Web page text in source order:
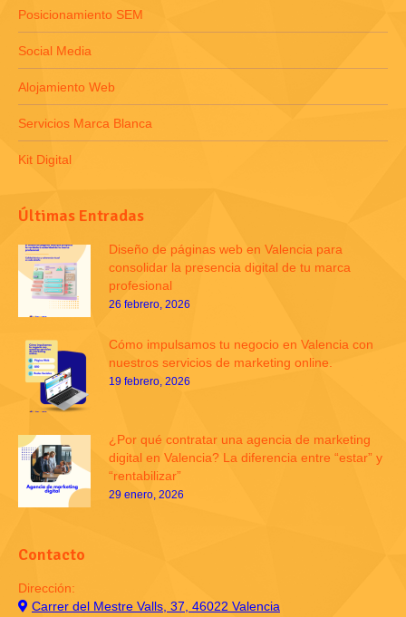
Posicionamiento SEM
Social Media
Alojamiento Web
Servicios Marca Blanca
Kit Digital
Últimas Entradas
Diseño de páginas web en Valencia para
consolidar la presencia digital de tu marca
profesional
26 febrero, 2026
Cómo impulsamos tu negocio en Valencia con
nuestros servicios de marketing online.
19 febrero, 2026
¿Por qué contratar una agencia de marketing
digital en Valencia? La diferencia entre “estar” y
“rentabilizar”
29 enero, 2026
Contacto
Dirección:
Carrer del Mestre Valls, 37, 46022 Valencia